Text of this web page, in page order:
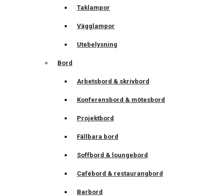
Taklampor
Vägglampor
Utebelysning
Bord
Arbetsbord & skrivbord
Konferensbord & mötesbord
Projektbord
Fällbara bord
Soffbord & loungebord
Cafébord & restaurangbord
Barbord